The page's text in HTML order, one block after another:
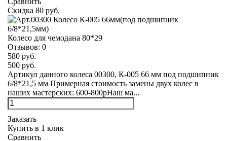
Скидка 80 руб.
Колесо для чемодана 80*29
Отзывов: 0
580 руб.
500 руб.
Артикул данного колеса 00300, К-005 66 мм под подшипник
6/8*21,5 мм Примерная стоимость замены двух колес в
наших мастерских: 600-800рНаш ма...
Заказать
Купить в 1 клик
Сравнить